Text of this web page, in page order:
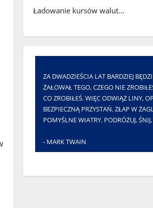
Ładowanie kursów walut...
ZA DWADZIEŚCIA LAT BARDZIEJ
ŻAŁOWAŁ TEGO, CZEGO NIE
CO ZROBIŁEŚ. WIĘC ODWIĄŻ LINY,
BEZPIECZNĄ PRZYSTAŃ. ZŁAP W
POMYŚLNE WIATRY. PODRÓŻUJ,
- MARK TWAIN